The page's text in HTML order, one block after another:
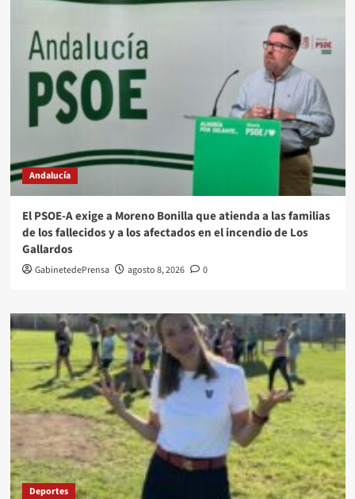
Andalucía
El PSOE-A exige a Moreno Bonilla que atienda a las familias
de los fallecidos y a los afectados en el incendio de Los
Gallardos
GabinetedePrensa agosto 8, 2026 0
Deportes